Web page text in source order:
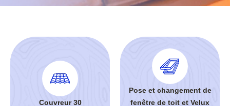
Couvreur 30
Pose et changement de
fenêtre de toit et Velux